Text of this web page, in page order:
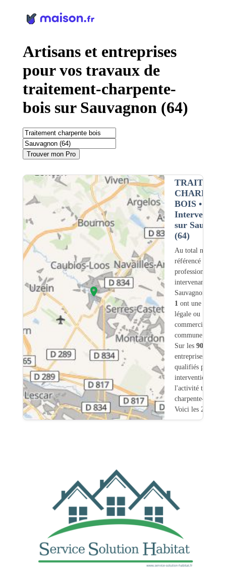
Artisans et entreprises
pour vos travaux de
traitement-charpente-
bois sur Sauvagnon (64)
Trouver mon Pro
BOIS•
Intervention
sur
(64)
Au total nous
référencé
professionnels
intervenant sur
Sauvagnon (64)
1 ont une adresse
légale ou
commerciale
commune.
Sur les 90
entreprises
qualifiés pour une
intervention sur
l'activité
charpente-bois.
Voici les 20